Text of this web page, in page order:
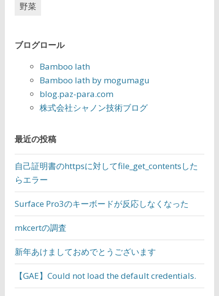
野菜
ブログロール
Bamboo lath
Bamboo lath by mogumagu
blog.paz-para.com
株式会社シャノン技術ブログ
最近の投稿
自己証明書のhttpsに対してfile_get_contentsした
らエラー
Surface Pro3のキーボードが反応しなくなった
mkcertの調査
新年あけましておめでとうございます
【GAE】Could not load the default credentials.